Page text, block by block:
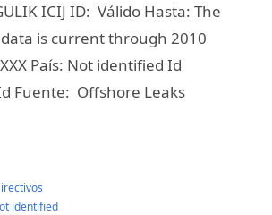
ICIJ ID: Válido Hasta: The
is current through 2010
País: Not identified Id
Fuente: Offshore Leaks
identified